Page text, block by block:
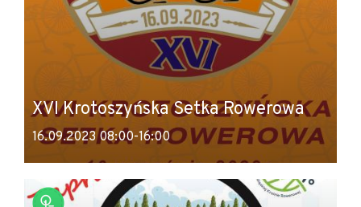
XVI Krotoszyńska Setka Rowerowa
16.09.2023 08:00-16:00